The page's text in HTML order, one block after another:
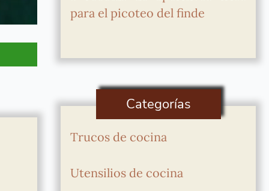
para el picoteo del finde
Categorías
Trucos de cocina
Utensilios de cocina